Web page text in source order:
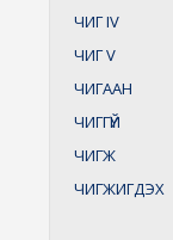
ЧИГIV
ЧИГV
ЧИГААН
ЧИГГҮЙ
ЧИГЖ
ЧИГЖИГДЭХ